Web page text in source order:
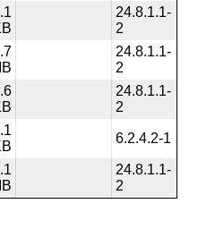
24.8.1.1-
2
24.8.1.1-
2
24.8.1.1-
2
6.2.4.2-1
24.8.1.1-
2